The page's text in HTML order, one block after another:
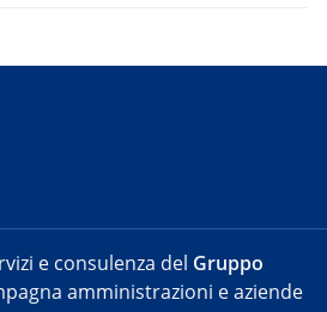
e consulenza del Gruppo
amministrazioni e aziende